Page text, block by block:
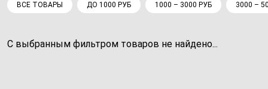
ВСЕ ТОВАРЫ ДО 1000 РУБ 1000 – 3000 РУБ 3000 –
С выбранным фильтром товаров не найдено...